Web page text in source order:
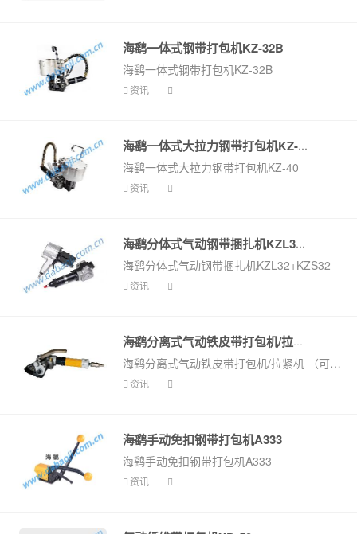
海鹞一体式钢带打包机KZ-32B
海鹞一体式钢带打包机KZ-32B
资讯
海鹞一体式大拉力钢带打包机KZ-40
海鹞一体式大拉力钢带打包机KZ-40
资讯
海鹞分体式气动钢带捆扎机KZL32+KZS...
海鹞分体式气动钢带捆扎机KZL32+KZS32
资讯
海鹞分离式气动铁皮带打包机/拉紧机...
海鹞分离式气动铁皮带打包机/拉紧机 （可退型）
资讯
海鹞手动免扣钢带打包机A333
海鹞手动免扣钢带打包机A333
资讯